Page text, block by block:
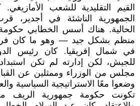
القيم التقليدية للشعب
الجمهورية الناشئة في أجدير،
الحالية. هناك أسس الخطابي
منظم بشكل جيد — وهو ما كان
في شمال إفريقيا. كان رئيس
للجيش، لكن إدارته لم تكن
مجلس من الوزراء وممثلين عن
وضعوا معًا الاستراتيجية السياسية
تكونت حكومة جمهورية الريف